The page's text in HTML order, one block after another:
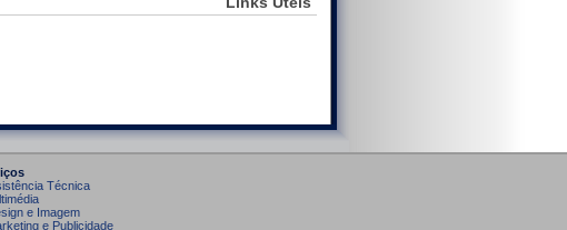
Técnica
e Imagem
e Publicidade